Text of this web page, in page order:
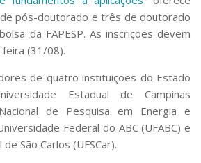
pós-doutorado e três de doutorado
da FAPESP. As inscrições devem
(31/08).
de quatro instituições do Estado
Estadual de Campinas
de Pesquisa em Energia e
Federal do ABC (UFABC) e
São Carlos (UFSCar).